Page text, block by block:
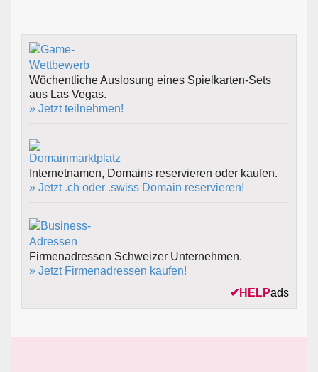
Wöchentliche Auslosung eines Spielkarten-Sets
aus Las Vegas.
» Jetzt teilnehmen!
Internetnamen, Domains reservieren oder kaufen.
» Jetzt .ch oder .swiss Domain reservieren!
Firmenadressen Schweizer Unternehmen.
» Jetzt Firmenadressen kaufen!
✔ HELPads